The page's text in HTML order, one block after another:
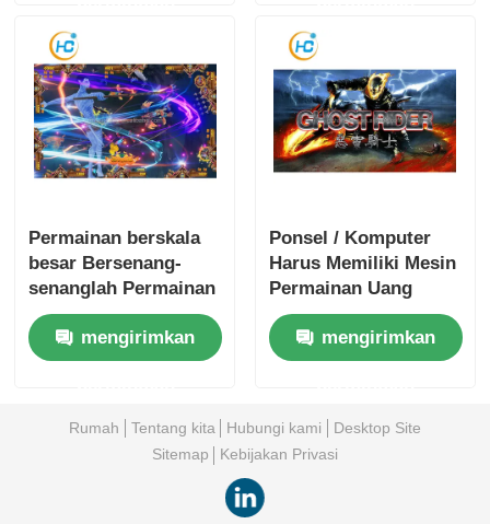
Permainan berskala
besar Bersenang-
senanglah Permainan
Meja Ikan Mesin
Pusher Koin untuk
Sensasi Non-Stop
mengirimkan
Ponsel / Komputer
Harus Memiliki Mesin
Permainan Uang
Uang Uang Uang
Uang Uang Uang
Uang Uang Uang
Uang Uang Uang
Uang Uang
mengirimkan
Rumah Tentang kita Hubungi kami
Desktop Site
Sitemap
Kebijakan Privasi